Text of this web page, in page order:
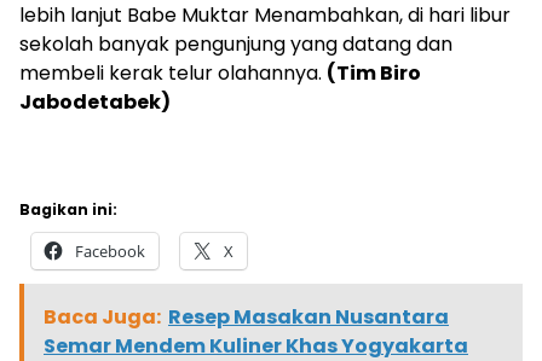
lebih lanjut Babe Muktar Menambahkan, di hari libur
sekolah banyak pengunjung yang datang dan
membeli kerak telur olahannya. (Tim Biro
Jabodetabek)
Bagikan ini:
Facebook X
Baca Juga: Resep Masakan Nusantara
Semar Mendem Kuliner Khas Yogyakarta